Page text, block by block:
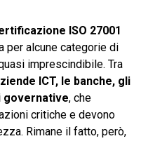
ISO 27001
per alcune categorie di
imprescindibile. Tra
ICT, le banche, gli
governative, che
critiche e devono
Rimane il fatto, però,